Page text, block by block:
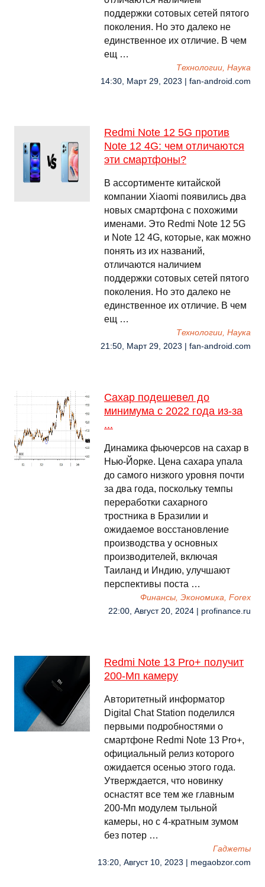
поддержки сотовых сетей пятого
поколения. Но это далеко не
единственное их отличие. В чем
ещ …
Технологии, Наука
14:30, Март 29, 2023 | fan-android.com
Redmi Note 12 5G против
Note 12 4G: чем отличаются
эти смартфоны?
В ассортименте китайской
компании Xiaomi появились два
новых смартфона с похожими
именами. Это Redmi Note 12 5G
и Note 12 4G, которые, как можно
понять из их названий,
отличаются наличием
поддержки сотовых сетей пятого
поколения. Но это далеко не
единственное их отличие. В чем
ещ …
Технологии, Наука
21:50, Март 29, 2023 | fan-android.com
Сахар подешевел до
минимума с 2022 года из-за
...
Динамика фьючерсов на сахар в
Нью-Йорке. Цена сахара упала
до самого низкого уровня почти
за два года, поскольку темпы
переработки сахарного
тростника в Бразилии и
ожидаемое восстановление
производства у основных
производителей, включая
Таиланд и Индию, улучшают
перспективы поста …
Финансы, Экономика, Forex
22:00, Август 20, 2024 | profinance.ru
Redmi Note 13 Pro+ получит
200-Мп камеру
Авторитетный информатор
Digital Chat Station поделился
первыми подробностями о
смартфоне Redmi Note 13 Pro+,
официальный релиз которого
ожидается осенью этого года.
Утверждается, что новинку
оснастят все тем же главным
200-Мп модулем тыльной
камеры, но с 4-кратным зумом
без потер …
Гаджеты
13:20, Август 10, 2023 | megaobzor.com